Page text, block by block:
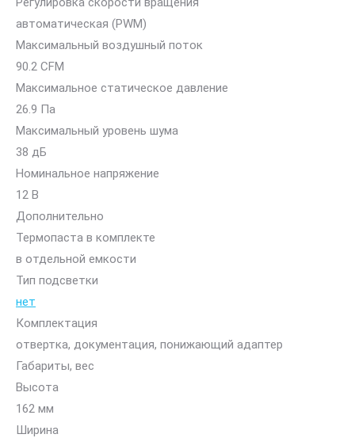
автоматическая (PWM)
Максимальный воздушный поток
90.2 CFM
Максимальное статическое давление
26.9 Па
Максимальный уровень шума
38 дБ
Номинальное напряжение
12 В
Дополнительно
Термопаста в комплекте
в отдельной емкости
Тип подсветки
нет
Комплектация
отвертка, документация, понижающий адаптер
Габариты, вес
Высота
162 мм
Ширина